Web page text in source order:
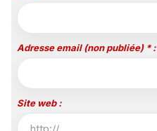
Adresse email (non publiée) * :
Site web :